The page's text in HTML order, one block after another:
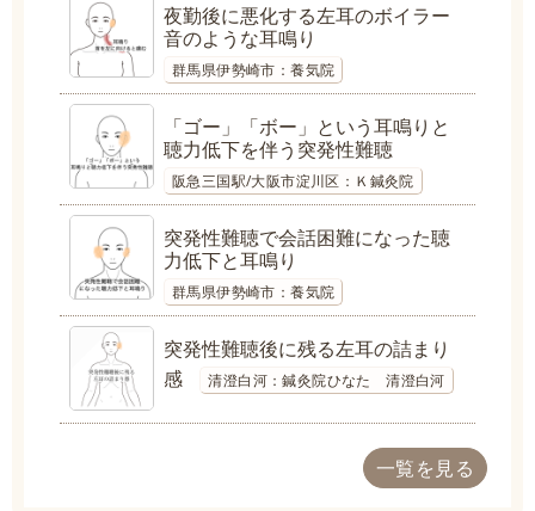
夜勤後に悪化する左耳のボイラー
音のような耳鳴り
群馬県伊勢崎市：養気院
「ゴー」「ボー」という耳鳴りと
聴力低下を伴う突発性難聴
阪急三国駅/大阪市淀川区：Ｋ鍼灸院
突発性難聴で会話困難になった聴
力低下と耳鳴り
群馬県伊勢崎市：養気院
突発性難聴後に残る左耳の詰まり
感
清澄白河：鍼灸院ひなた 清澄白河
一覧を見る